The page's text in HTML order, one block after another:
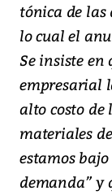
tónica de las
lo cual el
Se insiste en
empresarial
alto costo de
materiales
estamos
demanda” y